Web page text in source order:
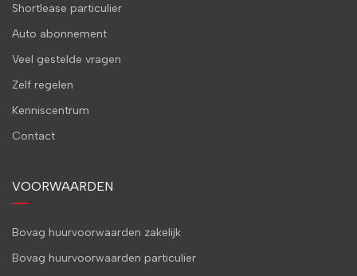
Shortlease particulier
Auto abonnement
Veel gestelde vragen
Zelf regelen
Kenniscentrum
Contact
VOORWAARDEN
Bovag huurvoorwaarden zakelijk
Bovag huurvoorwaarden particulier